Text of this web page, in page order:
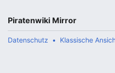
Piratenwiki Mirror
Datenschutz Klassische